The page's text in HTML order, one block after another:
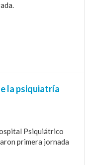
la psiquiatría
Psiquiátrico
primera jornada